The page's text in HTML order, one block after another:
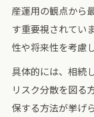
産運用の観点から
す重要視されてい
性や将来性を考慮
具体的には、相続
リスク分散を図る
保する方法が挙げ